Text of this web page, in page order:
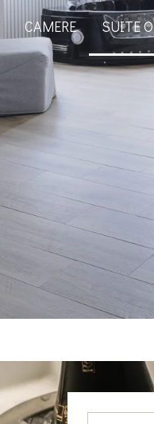
CAMERE SUITE